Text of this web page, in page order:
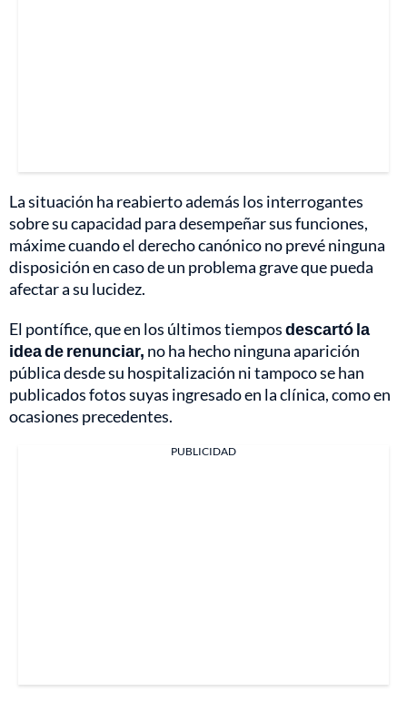
La situación ha reabierto además los interrogantes
sobre su capacidad para desempeñar sus funciones,
máxime cuando el derecho canónico no prevé ninguna
disposición en caso de un problema grave que pueda
afectar a su lucidez.
El pontífice, que en los últimos tiemposdescartó la
idea de renunciar, no ha hecho ninguna aparición
pública desde su hospitalización ni tampoco se han
publicados fotos suyas ingresado en la clínica, como en
ocasiones precedentes.
PUBLICIDAD